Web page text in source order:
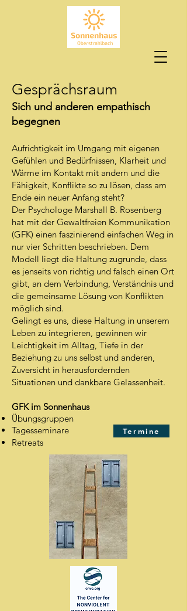
Gesprächsraum
Sich und anderen empathisch
begegnen
Aufrichtigkeit im Umgang mit eigenen
Gefühlen und Bedürfnissen, Klarheit und
Wärme im Kontakt mit andern und die
Fähigkeit, Konflikte so zu lösen, dass am
Ende ein neuer Anfang steht?
Der Psychologe Marshall B. Rosenberg
hat mit der Gewaltfreien Kommunikation
(GFK) einen faszinierend einfachen Weg in
nur vier Schritten beschrieben. Dem
Modell liegt die Haltung zugrunde, dass
es jenseits von richtig und falsch einen Ort
gibt, an dem Verbindung, Verständnis und
die gemeinsame Lösung von Konflikten
möglich sind.
Gelingt es uns, diese Haltung in unserem
Leben zu integrieren, gewinnen wir
Leichtigkeit im Alltag, Tiefe in der
Beziehung zu uns selbst und anderen,
Zuversicht in herausfordernden
Situationen und dankbare Gelassenheit.
GFK im Sonnenhaus
Übungsgruppen
Tagesseminare
Retreats
Termine